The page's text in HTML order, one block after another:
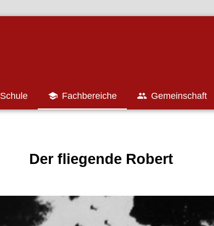
Schule  Fachbereiche  Gemeinschaft
Der fliegende Robert